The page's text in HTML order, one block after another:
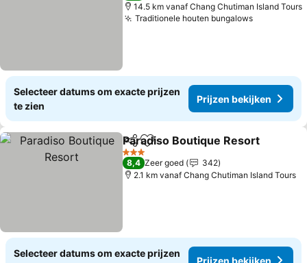
14.5 km vanaf Chang Chutiman Island Tours
Traditionele houten bungalowsPrijzen
Selecteer datums om exacte prijzen
te zien
Prijzen bekijken
DelenToevoegen aan favorieten
Paradiso Boutique Resort
3 Sterren
8,4 Zeer goed
342
2.1 km vanaf Chang Chutiman Island Tours
Selecteer datums om exacte prijzen
Prijzen bekijken